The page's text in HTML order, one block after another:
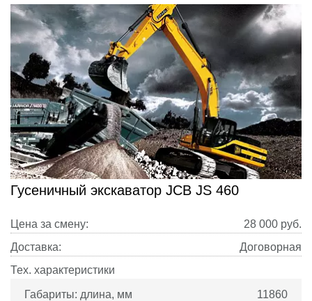
Гусеничный экскаватор JCB JS 460
Цена за смену: 28 000 руб.
Доставка:
Договорная
Тех. характеристики
Габариты: длина, мм
11860